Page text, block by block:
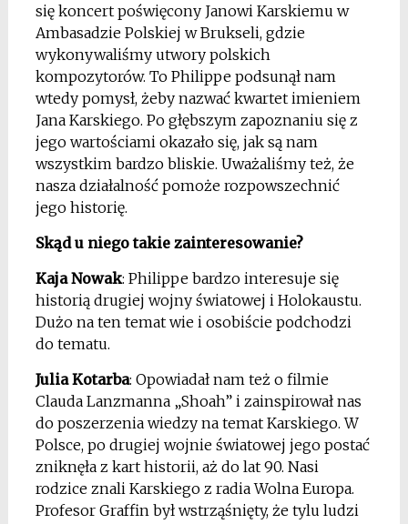
się koncert poświęcony Janowi Karskiemu w
Ambasadzie Polskiej w Brukseli, gdzie
wykonywaliśmy utwory polskich
kompozytorów. To Philippe podsunął nam
wtedy pomysł, żeby nazwać kwartet imieniem
Jana Karskiego. Po głębszym zapoznaniu się z
jego wartościami okazało się, jak są nam
wszystkim bardzo bliskie. Uważaliśmy też, że
nasza działalność pomoże rozpowszechnić
jego historię.
Skąd u niego takie zainteresowanie?
Kaja Nowak: Philippe bardzo interesuje się
historią drugiej wojny światowej i Holokaustu.
Dużo na ten temat wie i osobiście podchodzi
do tematu.
Julia Kotarba: Opowiadał nam też o filmie
Clauda Lanzmanna „Shoah” i zainspirował nas
do poszerzenia wiedzy na temat Karskiego. W
Polsce, po drugiej wojnie światowej jego postać
zniknęła z kart historii, aż do lat 90. Nasi
rodzice znali Karskiego z radia Wolna Europa.
Profesor Graffin był wstrząśnięty, że tylu ludzi